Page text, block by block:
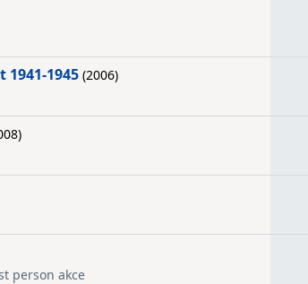
1945 (2006)
person akce